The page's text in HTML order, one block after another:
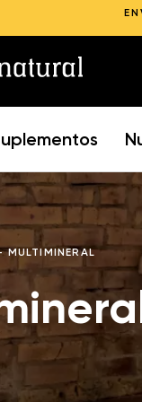
MULTIMINERAL